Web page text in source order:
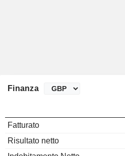
Finanza
Fatturato
Risultato netto